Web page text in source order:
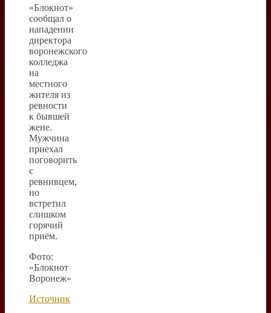
«Блокнот»
сообщал о
нападении
директора
воронежского
колледжа
на
местного
жителя из
ревности
к бывшей
жене.
Мужчина
приехал
поговорить
с
ревнивцем,
но
встретил
слишком
горячий
приём.
Фото:
«Блокнот
Воронеж»
Источник